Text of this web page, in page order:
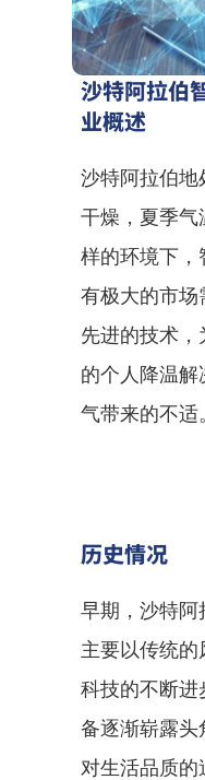
沙特阿拉伯
业概述
沙特阿拉伯地
干燥，夏季气
样的环境下，
有极大的市场
先进的技术
的个人降温
气带来的不适
历史情况
早期，沙特阿
主要以传统
科技的不断进
备逐渐崭露头
对生活品质